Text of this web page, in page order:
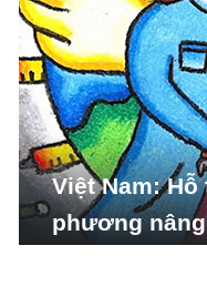
Việt Nam:
phương